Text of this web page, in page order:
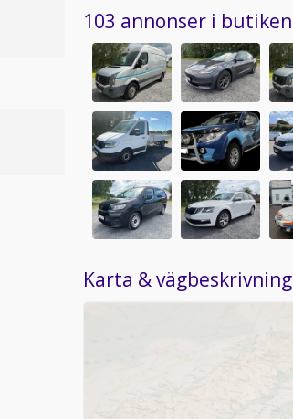
103 annonser i butiken
Karta & vägbeskrivning